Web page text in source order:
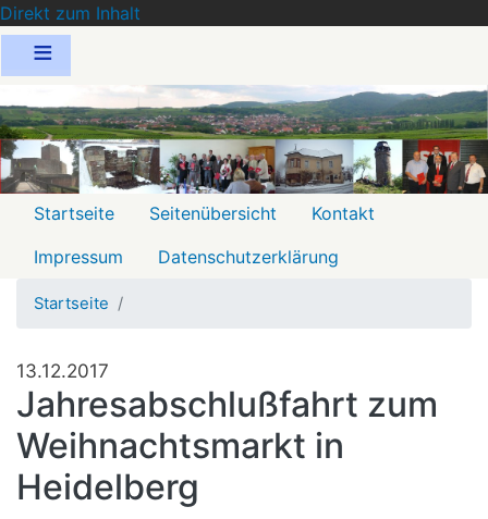
Direkt zum Inhalt
Menu
Startseite Seitenübersicht
Kontakt
Impressum
Datenschutzerklärung
Startseite
13.12.2017
Jahresabschlußfahrt zum
Weihnachtsmarkt in
Heidelberg